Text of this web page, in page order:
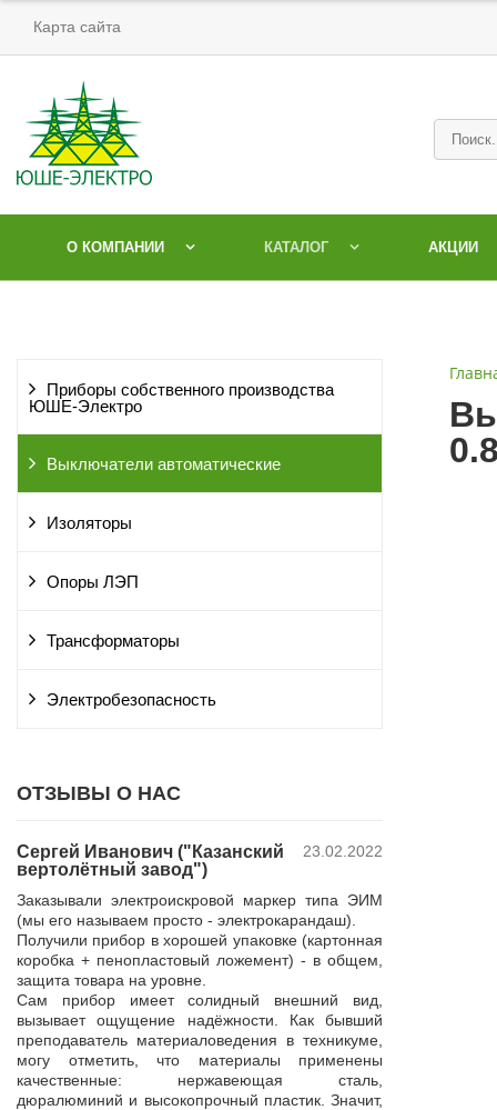
Карта сайта
О КОМПАНИИ КАТАЛОГ АКЦИИ
Приборы собственного производства
ЮШЕ-Электро
Выключатели автоматические
Изоляторы
Опоры ЛЭП
Трансформаторы
Электробезопасность
ОТЗЫВЫ О НАС
Сергей Иванович ("Казанский
вертолётный завод")
23.02.2022
Заказывали электроискровой маркер типа ЭИМ
(мы его называем просто - электрокарандаш).
Получили прибор в хорошей упаковке (картонная
коробка + пенопластовый ложемент) - в общем,
защита товара на уровне.
Сам прибор имеет солидный внешний вид,
вызывает ощущение надёжности. Как бывший
преподаватель материаловедения в техникуме,
могу отметить, что материалы применены
качественные: нержавеющая сталь,
дюралюминий и высокопрочный пластик. Значит,
Владимир
Компания
110 кВ для
Продукция
Наоборот,
качества,
На